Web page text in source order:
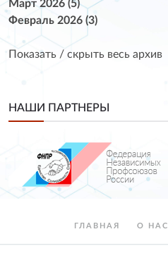
Март 2026 (5)
Февраль 2026 (3)
Показать / скрыть весь архив
НАШИ ПАРТНЕРЫ
ГЛАВНАЯ О НАС